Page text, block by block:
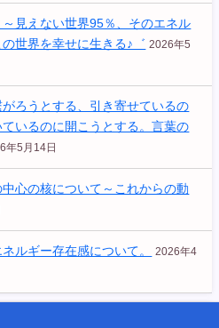
見えない世界95％、そのエネル
世界を幸せに生きる♪゛ 2026年5
ろうとする、引き寄せているの
いるのに開こうとする。言葉の
年5月14日
心の核について～これからの動
ルギー存在感について。
2026年4